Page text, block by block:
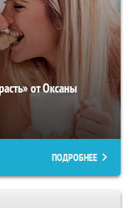
от Оксаны
ПОДРОБНЕЕ